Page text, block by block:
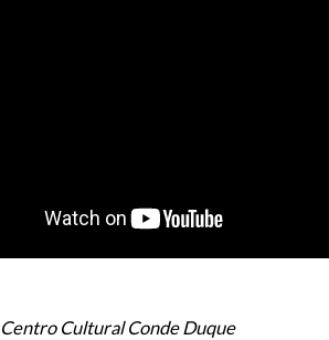
Centro Cultural Conde Duque